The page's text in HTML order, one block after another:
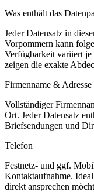
Was enthält das
Jeder Datensatz in
Vorpommern kann
Verfügbarkeit variiert je
zeigen die exakte
Firmenname & Adresse
Vollständiger
Ort. Jeder Datensatz
Briefsendungen und
Telefon
Festnetz- und ggf.
Kontaktaufnahme.
direkt ansprechen